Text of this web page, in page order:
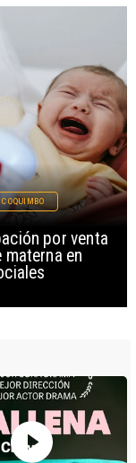
por venta
materna en